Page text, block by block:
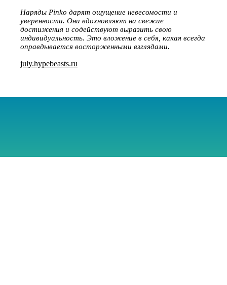
Наряды Pinko дарят ощущение невесомости и
уверенности. Они вдохновляют на свежие
достижения и содействуют выразить свою
индивидуальность. Это вложение в себя, какая всегда
оправдывается восторженными взглядами.
july.hypebeasts.ru